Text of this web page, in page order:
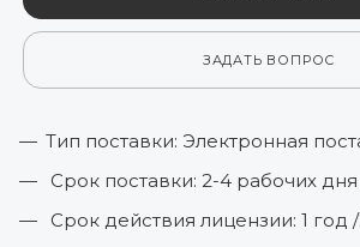
ЗАДАТЬ ВОПРОС
Тип поставки: Электронная
Срок поставки: 2-4 рабочих дня
Срок действия лицензии: 1 год